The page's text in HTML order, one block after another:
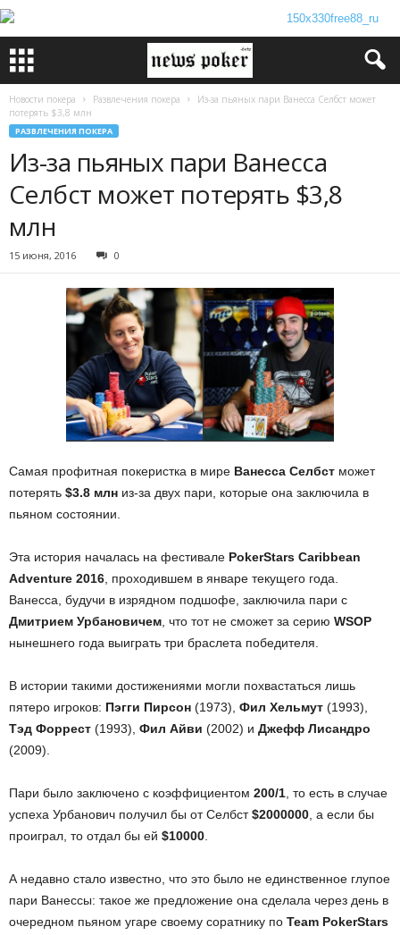
Новости покера Развлечения покера
Из-за пьяных пари Ванесса Селбст может
потерять $3,8 млн
РАЗВЛЕЧЕНИЯ ПОКЕРА
Из-за пьяных пари Ванесса
Селбст может потерять $3,8
млн
15 июня, 2016 0
Самая профитная покеристка в мире Ванесса Селбст может
потерять $3.8 млн из-за двух пари, которые она заключила в
пьяном состоянии.
Эта история началась на фестивале PokerStars Caribbean
Adventure 2016 , проходившем в январе текущего года.
Ванесса, будучи в изрядном подшофе, заключила пари с
Дмитрием Урбановичем , что тот не сможет за серию WSOP
нынешнего года выиграть три браслета победителя.
В истории такими достижениями могли похвастаться лишь
пятеро игроков: Пэгги Пирсон (1973), Фил Хельмут (1993),
Тэд Форрест (1993), Фил Айви (2002) и Джефф Лисандро
(2009).
Пари было заключено с коэффициентом 200/1 , то есть в случае
успеха Урбанович получил бы от Селбст$2000000 , а если бы
проиграл, то отдал бы ей $10000
А недавно стало известно, что это было не единственное глупое
пари Ванессы: такое же предложение она сделала через день в
очередном пьяном угаре своему соратнику по Team PokerStars